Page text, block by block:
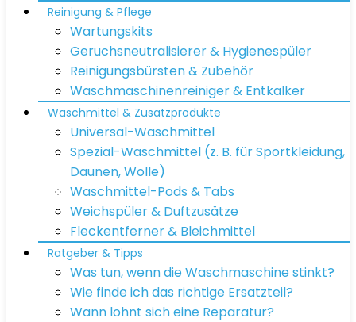
Reinigung & Pflege
Wartungskits
Geruchsneutralisierer & Hygienespüler
Reinigungsbürsten & Zubehör
Waschmaschinenreiniger & Entkalker
Waschmittel & Zusatzprodukte
Universal-Waschmittel
Spezial-Waschmittel (z. B. für Sportkleidung,
Daunen, Wolle)
Waschmittel-Pods & Tabs
Weichspüler & Duftzusätze
Fleckentferner & Bleichmittel
Ratgeber & Tipps
Was tun, wenn die Waschmaschine stinkt?
Wie finde ich das richtige Ersatzteil?
Wann lohnt sich eine Reparatur?